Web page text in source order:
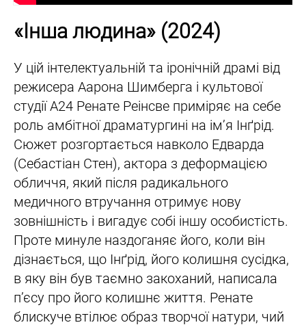
«Інша людина» (2024)
У цій інтелектуальній та іронічній драмі від
режисера Аарона Шимберга і культової
студії A24 Ренате Реінсве приміряє на себе
роль амбітної драматургині на ім’я Інґрід.
Сюжет розгортається навколо Едварда
(Себастіан Стен), актора з деформацією
обличчя, який після радикального
медичного втручання отримує нову
зовнішність і вигадує собі іншу особистість.
Проте минуле наздоганяє його, коли він
дізнається, що Інґрід, його колишня сусідка,
в яку він був таємно закоханий, написала
п’єсу про його колишнє життя. Ренате
блискуче втілює образ творчої натури, чий